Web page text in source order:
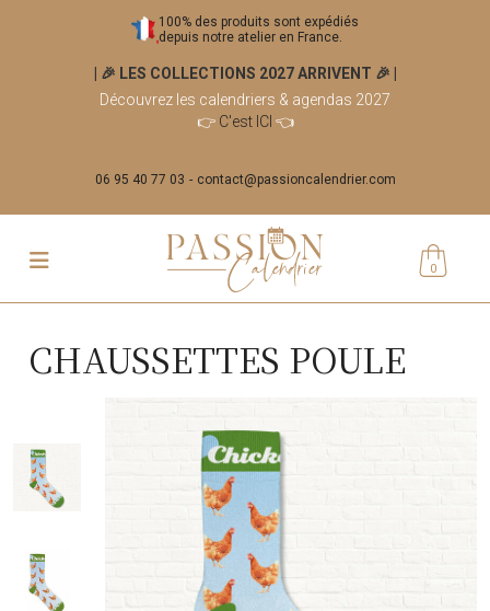
100% des produits sont expédiés
depuis notre atelier en France.
| 🎉 LES COLLECTIONS 2027 ARRIVENT 🎉
Découvrez les calendriers & agendas 2027
👉 C'est ICI 👈
06 95 40 77 03 contact@passioncalendrier.com
0
CHAUSSETTES POULE